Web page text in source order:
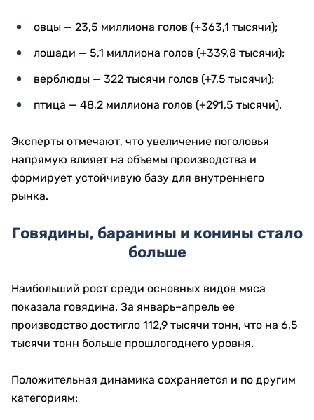
овцы — 23,5 миллиона голов (+363,1 тысячи);
лошади — 5,1 миллиона голов (+339,8 тысячи);
верблюды — 322 тысячи голов (+7,5 тысячи);
птица — 48,2 миллиона голов (+291,5 тысячи).
Эксперты отмечают, что увеличение поголовья
напрямую влияет на объемы производства и
формирует устойчивую базу для внутреннего
рынка.
Говядины, баранины и конины стало
больше
Наибольший рост среди основных видов мяса
показала говядина. За январь–апрель ее
производство достигло 112,9 тысячи тонн, что на 6,5
тысячи тонн больше прошлогоднего уровня.
Положительная динамика сохраняется и по другим
категориям: